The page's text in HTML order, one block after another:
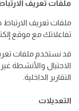
ملفات تعريف
ملفات تعريف
تفاعلاتك مع موقع
قد نستخدم ملفات
الاحتيال والأنشطة
التقارير الداخلية.
التعديلات